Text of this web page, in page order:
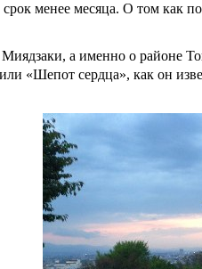
менее месяца. О том как
а именно о
«Шепот сердца», как он